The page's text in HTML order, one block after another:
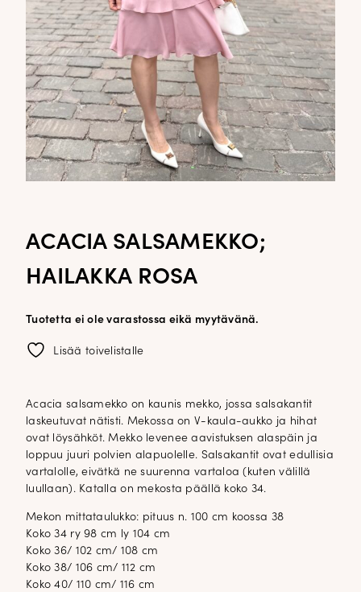
ACACIA SALSAMEKKO;
HAILAKKA ROSA
Tuotetta ei ole varastossa eikä myytävänä.
Lisää toivelistalle
Acacia salsamekko on kaunis mekko, jossa salsakantit
laskeutuvat nätisti. Mekossa on V-kaula-aukko ja hihat
ovat löysähköt. Mekko levenee aavistuksen alaspäin ja
loppuu juuri polvien alapuolelle. Salsakantit ovat edullisia
vartalolle, eivätkä ne suurenna vartaloa (kuten välillä
luullaan). Katalla on mekosta päällä koko 34.
Mekon mittataulukko: pituus n. 100 cm koossa 38
Koko 34 ry 98 cm ly 104 cm
Koko 36/ 102 cm/ 108 cm
Koko 38/ 106 cm/ 112 cm
Koko 40/ 110 cm/ 116 cm